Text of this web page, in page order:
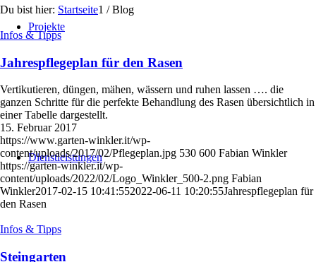
Projekte
Dienstleistungen
Du bist hier: Startseite1 / Blog
Infos & Tipps
Jahrespflegeplan für den Rasen
Vertikutieren, düngen, mähen, wässern und ruhen lassen …. die
ganzen Schritte für die perfekte Behandlung des Rasen übersichtlich in
einer Tabelle dargestellt.
15. Februar 2017
https://www.garten-winkler.it/wp-
content/uploads/2017/02/Pflegeplan.jpg 530 600 Fabian Winkler
https://garten-winkler.it/wp-
content/uploads/2022/02/Logo_Winkler_500-2.png Fabian
Winkler2017-02-15 10:41:552022-06-11 10:20:55Jahrespflegeplan für
den Rasen
Infos & Tipps
Steingarten